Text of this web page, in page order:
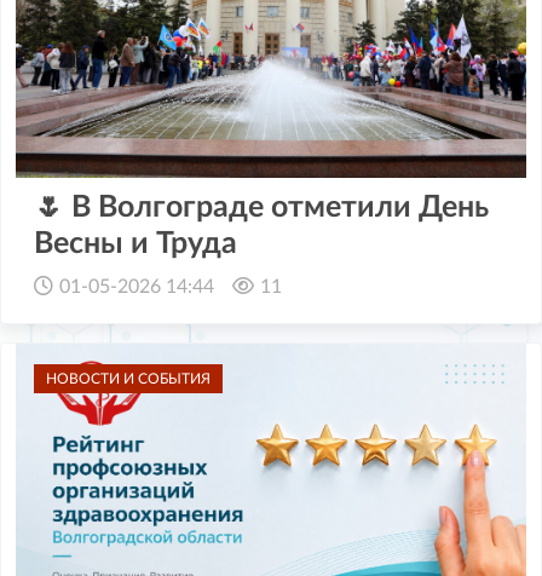
🌷 В Волгограде отметили День
Весны и Труда
01-05-2026 14:44 11
НОВОСТИ И СОБЫТИЯ